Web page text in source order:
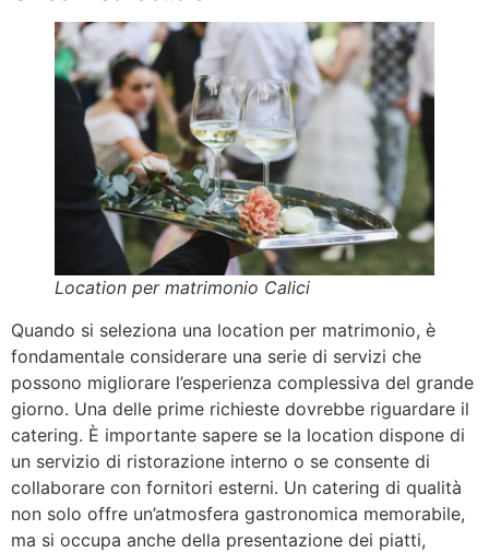
Location per matrimonio Calici
Quando si seleziona una location per matrimonio, è
fondamentale considerare una serie di servizi che
possono migliorare l’esperienza complessiva del grande
giorno. Una delle prime richieste dovrebbe riguardare il
catering. È importante sapere se la location dispone di
un servizio di ristorazione interno o se consente di
collaborare con fornitori esterni. Un catering di qualità
non solo offre un’atmosfera gastronomica memorabile,
ma si occupa anche della presentazione dei piatti,